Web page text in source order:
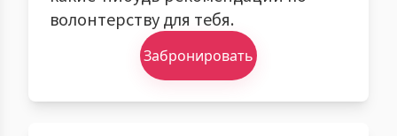
волонтерству для тебя.
Забронировать